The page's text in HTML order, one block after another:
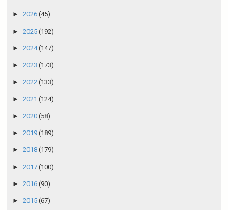
► 2026 (45)
► 2025 (192)
► 2024(147)
► 2023 (173)
► 2022 (133)
► 2021 (124)
► 2020 (58)
► 2019 (189)
► 2018 (179)
► 2017 (100)
► 2016 (90)
► 2015 (67)